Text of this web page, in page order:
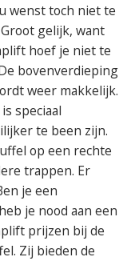
wenst toch niet te
gelijk, want
hoef je niet te
bovenverdieping
weer makkelijk.
speciaal
te been zijn.
op een rechte
trappen. Er
je een
je nood aan een
prijzen bij de
Zij bieden de